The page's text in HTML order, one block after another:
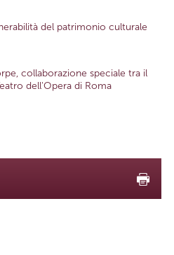
del patrimonio culturale
collaborazione speciale tra il
dell'Opera di Roma